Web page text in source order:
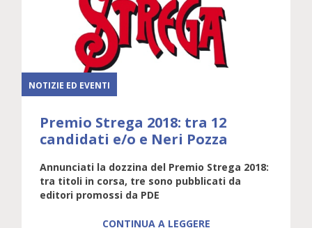
NOTIZIE ED EVENTI
Premio Strega 2018: tra 12
candidati e/o e Neri Pozza
Annunciati la dozzina del Premio Strega 2018:
tra titoli in corsa, tre sono pubblicati da
editori promossi da PDE
CONTINUA A LEGGERE